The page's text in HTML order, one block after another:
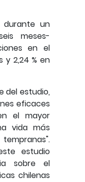
durante un
meses-
en el
y 2,24 % en
del estudio,
eficaces
el mayor
vida más
estudio
sobre el
chilenas